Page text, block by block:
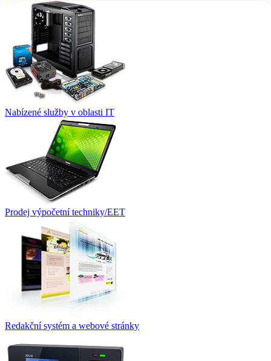
Nabízené služby v oblasti IT
Prodej výpočetní techniky/EET
Redakční systém a webové stránky